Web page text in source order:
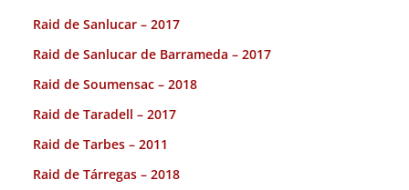
Raid de Sanlucar – 2017
Raid de Sanlucar de Barrameda – 2017
Raid de Soumensac – 2018
Raid de Taradell – 2017
Raid de Tarbes – 2011
Raid de Tárregas – 2018